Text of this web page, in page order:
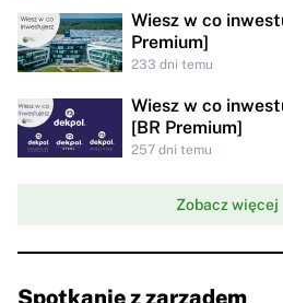
Wiesz w co
Premium]
233 dni temu
Wiesz w co
[BR Premium]
257 dni temu
Zobacz więcej
Spotkanie z zarządem